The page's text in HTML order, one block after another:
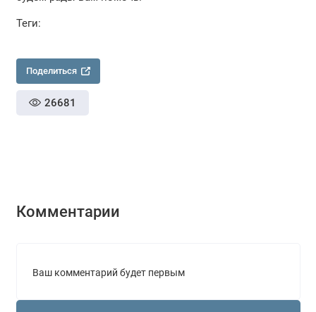
Теги:
Поделиться
26681
Комментарии
Ваш комментарий будет первым